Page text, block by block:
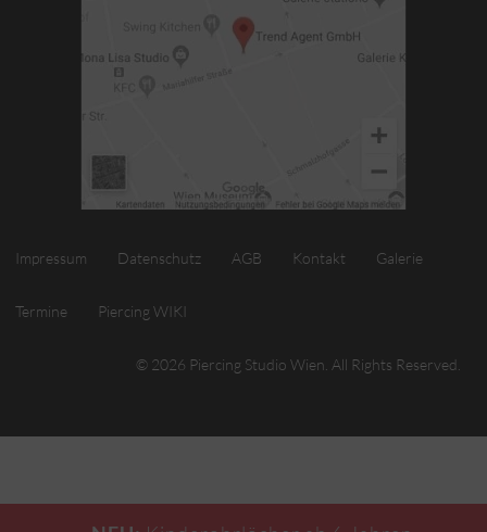
Impressum Datenschutz AGB Kontakt Galerie
Termine Piercing WIKI
© 2026 Piercing Studio Wien. All Rights Reserved.